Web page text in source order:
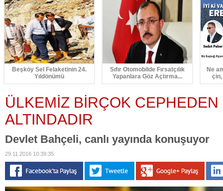
Beşköy Sel Felaketinin 24.
Yıldönümü
Sıfır Otomobilde Fırsatçılık
Yapanlara Göz Açtırma...
Ne
ÜLKEMİZ BİRÇOK
ALTINDADIR
Devlet Bahçeli, canlı yayında konuşuyor
29.11.2016 10:39:35